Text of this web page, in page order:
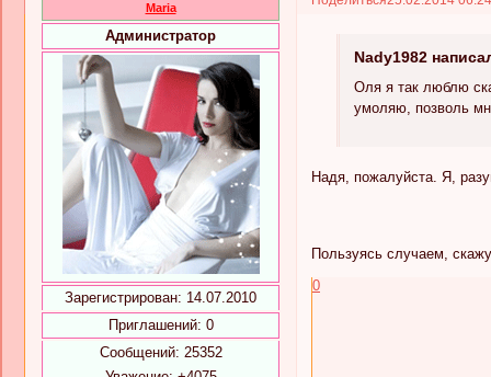
Maria
Администратор
Зарегистрирован: 14.07.2010
Приглашений: 0
Сообщений: 25352
Nady1982
Оля я так люблю
умоляю, позволь
Надя, пожалуйста. Я,
Пользуясь случаем,
0